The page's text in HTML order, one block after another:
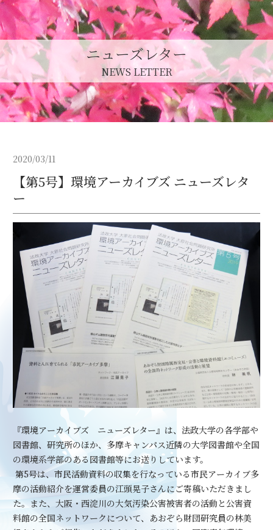
ニューズレター
NEWS LETTER
2020/03/11
【第5号】環境アーカイブズ ニューズレタ
ー
『環境アーカイブズ ニューズレター』は、法政大学の各学部や
図書館、研究所のほか、多摩キャンパス近隣の大学図書館や全国
の環境系学部のある図書館等にお送りしています。
第5号は、市民活動資料の収集を行なっている市民アーカイブ多
摩の活動紹介を運営委員の江頭晃子さんにご寄稿いただきまし
た。また、大阪・西淀川の大気汚染公害被害者の活動と公害資
料館の全国ネットワークについて、あおぞら財団研究員の林美